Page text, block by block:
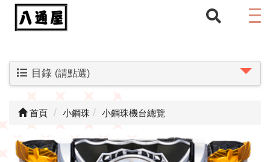
目錄 (請點選)
首頁 小鋼珠 小鋼珠機台總覽